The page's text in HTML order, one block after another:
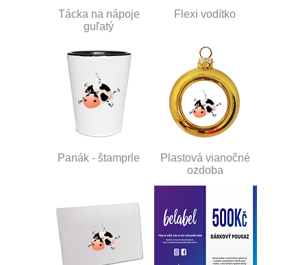
Tácka na nápoje
guľatý
Flexi vodítko
Panák - štamprle
Plastová vianočné
ozdoba